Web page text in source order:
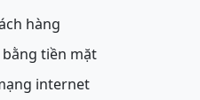
hàng
tiền mặt
internet